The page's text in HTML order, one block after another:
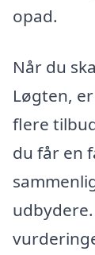
opad.
Når du
Løgten,
flere
du får en